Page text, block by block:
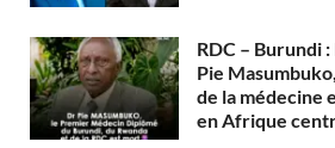
RDC – Burundi
Pie
de la médecine
en Afrique